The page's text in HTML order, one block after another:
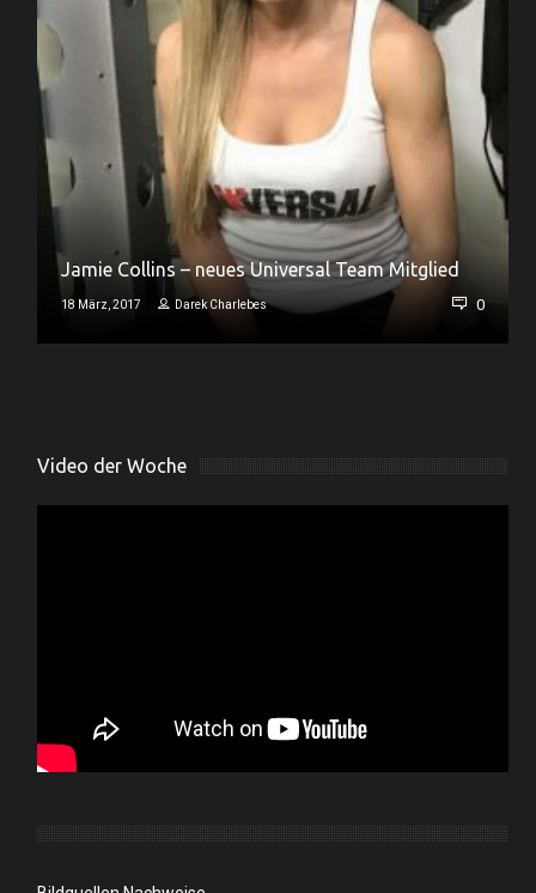
Jamie Collins – neues Universal Team Mitglied
18 März, 2017 Darek Charlebes 0
Video der Woche